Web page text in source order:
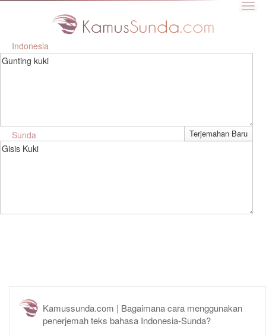
Indonesia
Gunting kuki
Sunda
Gisis Kuki
Kamussunda.com | Bagaimana cara menggunakan
penerjemah teks bahasa Indonesia-Sunda?